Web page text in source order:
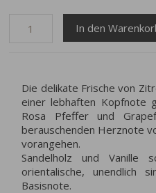
Die delikate Frische von
einer lebhaften Kopfnote
Rosa Pfeffer und
berauschenden Herznote
vorangehen.
Sandelholz und Vanille
orientalische, unendlich
Basisnote.